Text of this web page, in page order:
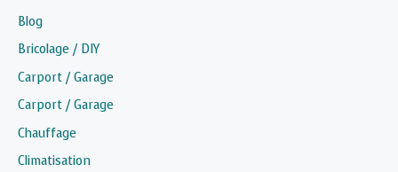
Blog
Bricolage / DIY
Carport / Garage
Carport / Garage
Chauffage
Climatisation